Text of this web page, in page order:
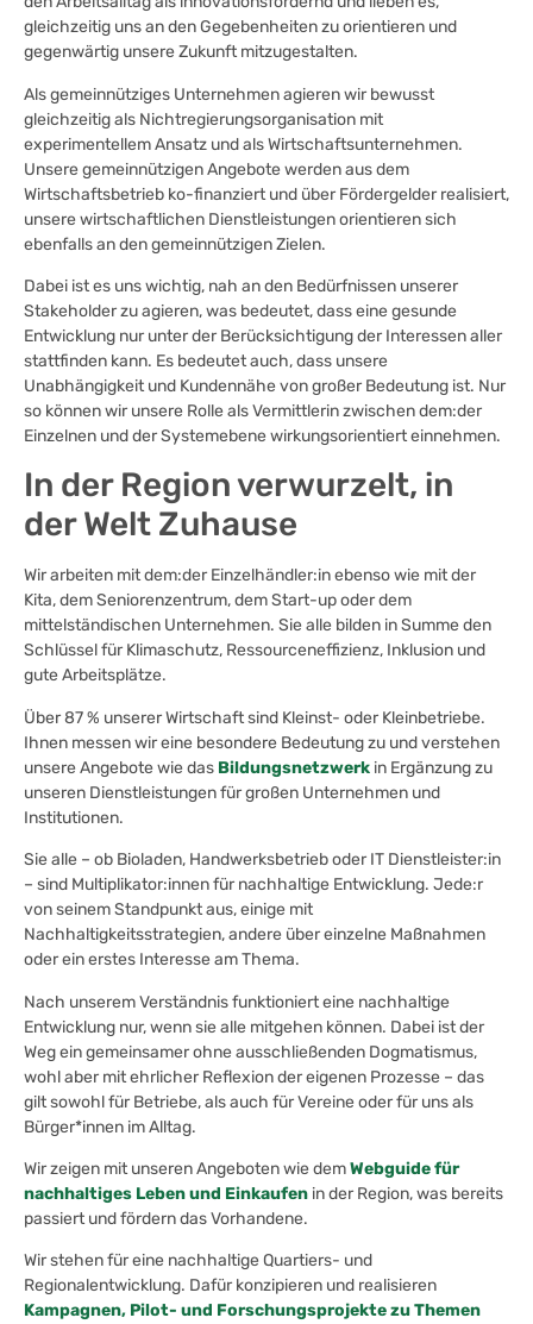
gleichzeitig uns an den Gegebenheiten zu orientieren und
gegenwärtig unsere Zukunft mitzugestalten.
Als gemeinnütziges Unternehmen agieren wir bewusst
gleichzeitig als Nichtregierungsorganisation mit
experimentellem Ansatz und als Wirtschaftsunternehmen.
Unsere gemeinnützigen Angebote werden aus dem
Wirtschaftsbetrieb ko-finanziert und über Fördergelder realisiert,
unsere wirtschaftlichen Dienstleistungen orientieren sich
ebenfalls an den gemeinnützigen Zielen.
Dabei ist es uns wichtig, nah an den Bedürfnissen unserer
Stakeholder zu agieren, was bedeutet, dass eine gesunde
Entwicklung nur unter der Berücksichtigung der Interessen aller
stattfinden kann. Es bedeutet auch, dass unsere
Unabhängigkeit und Kundennähe von großer Bedeutung ist. Nur
so können wir unsere Rolle als Vermittlerin zwischen dem:der
Einzelnen und der Systemebene wirkungsorientiert einnehmen.
In der Region verwurzelt, in
der Welt Zuhause
Wir arbeiten mit dem:der Einzelhändler:in ebenso wie mit der
Kita, dem Seniorenzentrum, dem Start-up oder dem
mittelständischen Unternehmen. Sie alle bilden in Summe den
Schlüssel für Klimaschutz, Ressourceneffizienz, Inklusion und
gute Arbeitsplätze.
Über 87 % unserer Wirtschaft sind Kleinst- oder Kleinbetriebe.
Ihnen messen wir eine besondere Bedeutung zu und verstehen
unsere Angebote wie das Bildungsnetzwerk in Ergänzung zu
unseren Dienstleistungen für großen Unternehmen und
Institutionen.
Sie alle – ob Bioladen, Handwerksbetrieb oder IT Dienstleister:in
– sind Multiplikator:innen für nachhaltige Entwicklung. Jede:r
von seinem Standpunkt aus, einige mit
Nachhaltigkeitsstrategien, andere über einzelne Maßnahmen
oder ein erstes Interesse am Thema.
Nach unserem Verständnis funktioniert eine nachhaltige
Entwicklung nur, wenn sie alle mitgehen können. Dabei ist der
Weg ein gemeinsamer ohne ausschließenden Dogmatismus,
wohl aber mit ehrlicher Reflexion der eigenen Prozesse – das
gilt sowohl für Betriebe, als auch für Vereine oder für uns als
Bürger*innen im Alltag.
Wir zeigen mit unseren Angeboten wie demWebguide für
nachhaltiges Leben und Einkaufen in der Region, was bereits
passiert und fördern das Vorhandene.
Wir stehen für eine nachhaltige Quartiers- und
Regionalentwicklung. Dafür konzipieren und realisieren
Kampagnen, Pilot- und Forschungsprojekte zu Themen